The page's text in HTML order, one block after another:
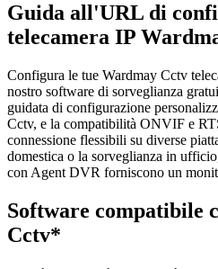
Guida all'URL di
telecamera IP
Configura le tue Wardmay Cctv
nostro software di sorveglianza
guidata di configurazione
Cctv, e la compatibilità ONVIF e
connessione flessibili su diverse
domestica o la sorveglianza in
con Agent DVR forniscono un
Software compatibile
Cctv*